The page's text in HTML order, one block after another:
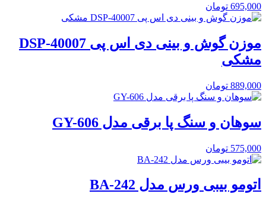
695,000 تومان
موزن گوش و بینی دی اس پی DSP-40007
مشکی
889,000 تومان
سوهان و سنگ پا برقی مدل GY-606
575,000 تومان
اتومو بیبی ورس مدل BA-242